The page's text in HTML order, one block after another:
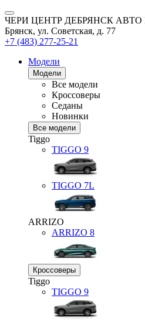
ЧЕРИ ЦЕНТР ДЕБРЯНСК
Брянск, ул. Советская, д. 77
+7 (483) 277-25-21
Модели
Модели
Все модели
Кроссоверы
Седаны
Новинки
Все модели
Tiggo
TIGGO 9
TIGGO 7L
ARRIZO
ARRIZO 8
Кроссоверы
Tiggo
TIGGO 9